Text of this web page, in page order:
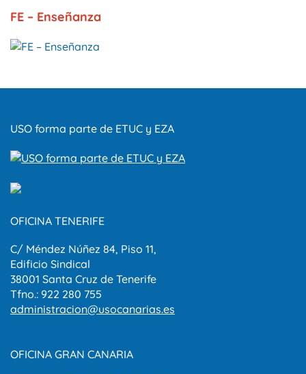
FE – Enseñanza
USO forma parte de ETUC y EZA
OFICINA TENERIFE
C/ Méndez Núñez 84, Piso 11,
Edificio Sindical
38001 Santa Cruz de Tenerife
Tfno.: 922 280 755
administracion@usocanarias.es
OFICINA GRAN CANARIA